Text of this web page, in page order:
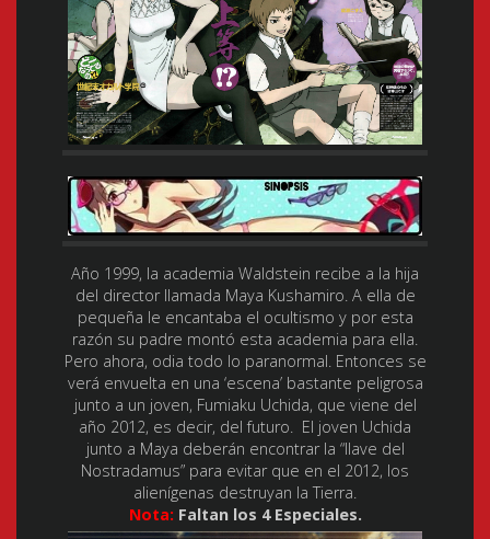
Año 1999, la academia Waldstein recibe a la hija
del director llamada Maya Kushamiro. A ella de
pequeña le encantaba el ocultismo y por esta
razón su padre montó esta academia para ella.
Pero ahora, odia todo lo paranormal. Entonces se
verá envuelta en una ‘escena’ bastante peligrosa
junto a un joven, Fumiaku Uchida, que viene del
año 2012, es decir, del futuro. El joven Uchida
junto a Maya deberán encontrar la “llave del
Nostradamus” para evitar que en el 2012, los
alienígenas destruyan la Tierra.
Nota: Faltan los 4 Especiales.